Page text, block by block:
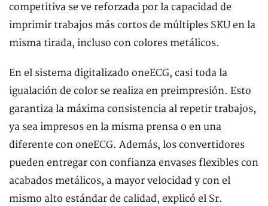
competitiva se ve reforzada por la capacidad de
imprimir trabajos más cortos de múltiples SKU en la
misma tirada, incluso con colores metálicos.
En el sistema digitalizado oneECG, casi toda la
igualación de color se realiza en preimpresión. Esto
garantiza la máxima consistencia al repetir trabajos,
ya sea impresos en la misma prensa o en una
diferente con oneECG. Además, los convertidores
pueden entregar con confianza envases flexibles con
acabados metálicos, a mayor velocidad y con el
mismo alto estándar de calidad, explicó el Sr.